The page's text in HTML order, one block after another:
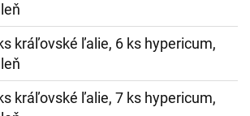
kráľovské ľalie, 6 ks hypericum,
kráľovské ľalie, 7 ks hypericum,